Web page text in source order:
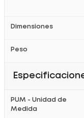
Dimensiones
Peso
PUM - Unidad de
Medida